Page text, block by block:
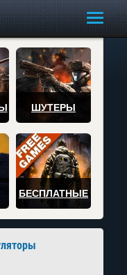
ШУТЕРЫ
БЕСПЛАТНЫЕ